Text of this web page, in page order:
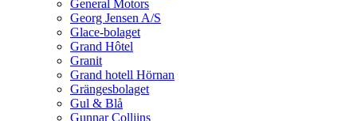
General Motors
Georg Jensen A/S
Glace-bolaget
Grand Hôtel
Granit
Grand hotell Hörnan
Grängesbolaget
Gul & Blå
Gunnar Colljins